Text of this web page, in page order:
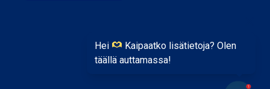
Hei
Kaipaatko lisätietoja? Olen
täällä auttamassa!